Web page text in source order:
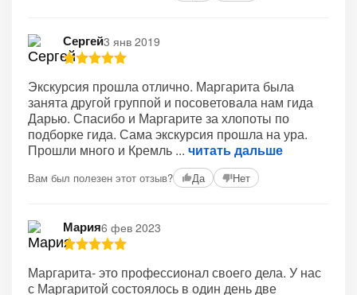
Сергей3 янв 2019
Экскурсия прошла отлично. Маргарита была
занята другой группой и посоветовала нам гида
Дарью. Спасибо и Маргарите за хлопоты по
подборке гида. Сама экскурсия прошла на ура.
Прошли много и Кремль
читать дальше
Вам был полезен этот отзыв? Да Нет
Мария6 фев 2023
Маргарита- это профессионал своего дела. У нас
с Маргаритой состоялось в один день две